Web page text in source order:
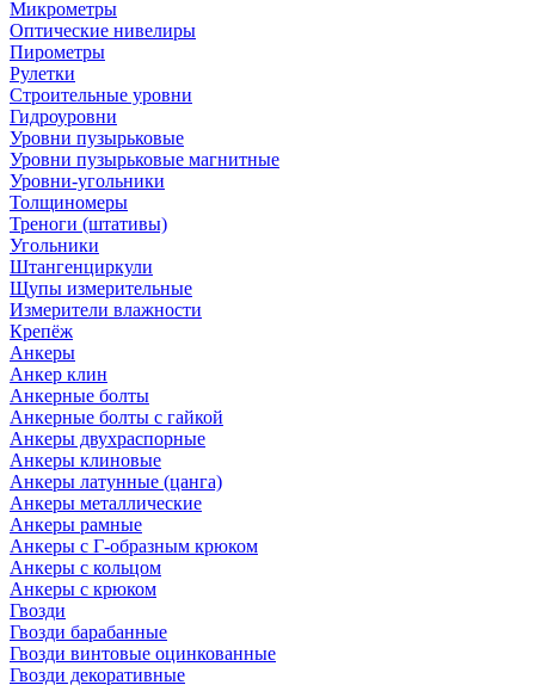
Микрометры
Оптические нивелиры
Пирометры
Рулетки
Строительные уровни
Гидроуровни
Уровни пузырьковые
Уровни пузырьковые магнитные
Уровни-угольники
Толщиномеры
Треноги (штативы)
Угольники
Штангенциркули
Щупы измерительные
Измерители влажности
Крепёж
Анкеры
Анкер клин
Анкерные болты
Анкерные болты с гайкой
Анкеры двухраспорные
Анкеры клиновые
Анкеры латунные (цанга)
Анкеры металлические
Анкеры рамные
Анкеры с Г-образным крюком
Анкеры с кольцом
Анкеры с крюком
Гвозди
Гвозди барабанные
Гвозди винтовые оцинкованные
Гвозди декоративные